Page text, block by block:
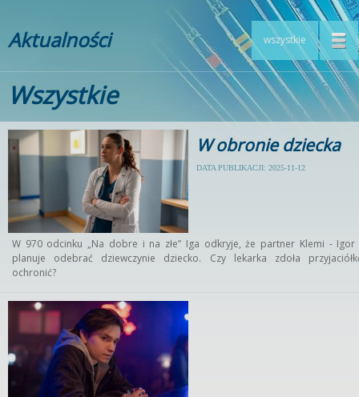
Aktualności wszystkie
Wszystkie
W obronie dziecka
DATA PUBLIKACJI: 2025-11-12
W 970 odcinku „Na dobre i na złe” Iga odkryje, że partner Klemi - Igor
planuje odebrać dziewczynie dziecko. Czy lekarka zdoła
ochronić?